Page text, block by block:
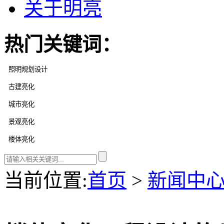
关于明亮
热门关键词：
当前位置:首页 > 新闻中